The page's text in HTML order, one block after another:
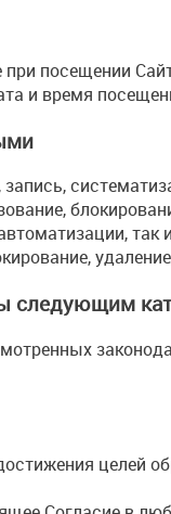
посещении
и время
так
следующим
целей